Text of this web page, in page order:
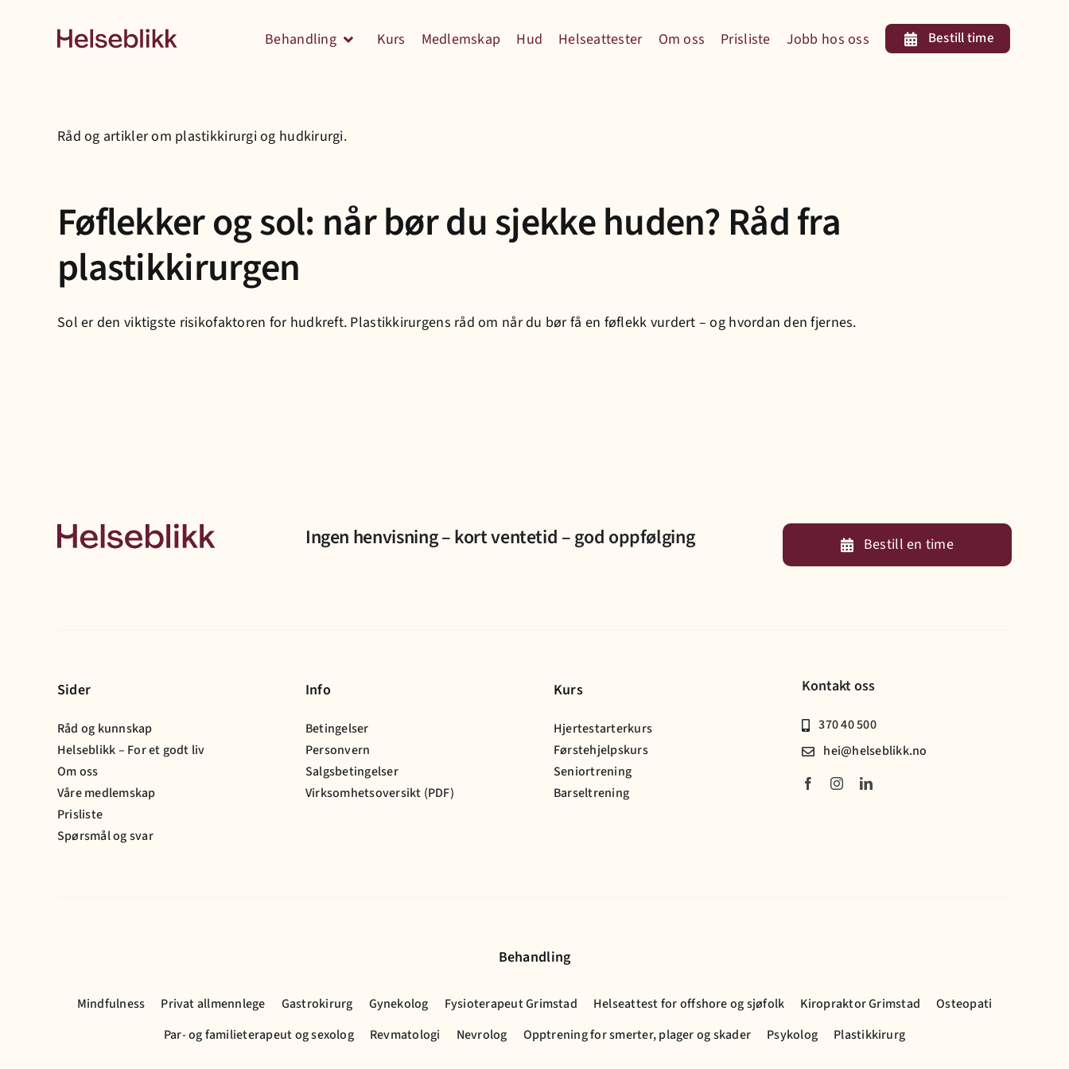
Behandling Kurs Medlemskap Hud Helseattester Om oss Prisliste Jobb hos oss Bestill time
Råd og artikler om plastikkirurgi og hudkirurgi.
Føflekker og sol: når bør du sjekke huden? Råd fra
plastikkirurgen
Sol er den viktigste risikofaktoren for hudkreft. Plastikkirurgens råd om når du bør få en føflekk vurdert – og hvordan den fjernes.
Ingen henvisning – kort ventetid – god oppfølging Bestill en time
Sider
Råd og kunnskap
Helseblikk – For et godt liv
Om oss
Våre medlemskap
Prisliste
Spørsmål og svar
Info
Betingelser
Personvern
Salgsbetingelser
Virksomhetsoversikt (PDF)
Kurs
Hjertestarterkurs
Førstehjelpskurs
Seniortrening
Barseltrening
Kontakt oss
370 40 500
hei@helseblikk.no
Behandling
Mindfulness Privat allmennlege Gastrokirurg Gynekolog Fysioterapeut Grimstad Helseattest for offshore og sjøfolk Kiropraktor Grimstad
Osteopati
Par- og familieterapeut og sexolog
Revmatologi Nevrolog Opptrening for smerter, plager og skader Psykolog Plastikkirurg